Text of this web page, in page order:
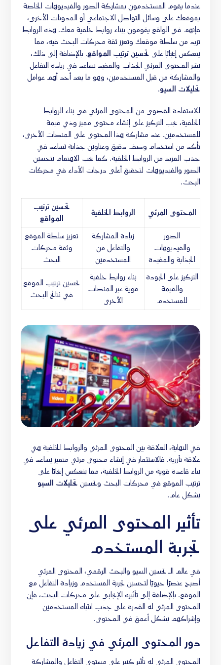
عندما يقوم المستخدمون بمشاركة الصور والفيديوهات الخاصة
بموقعك على وسائل التواصل الاجتماعي أو المدونات الأخرى،
فإنهم في الواقع يقومون ببناء روابط خلفية معك. هذه الروابط
تزيد من سلطة موقعك وتعزز ثقة محركات البحث فيه، مما
ينعكس إيجابًا على تحسين ترتيب المواقع. بالإضافة إلى ذلك،
نشر المحتوى المرئي الجذاب والمفيد يساعد في زيادة التفاعل
والمشاركة من قبل المستخدمين، وهو ما يعد أحد أهم عوامل
تحليلات السيو.
للاستفادة القصوى من المحتوى المرئي في بناء الروابط
الخلفية، يجب التركيز على إنشاء محتوى مميز وذي قيمة
للمستخدمين. عند مشاركة هذا المحتوى على المنصات الأخرى،
تأكد من استخدام وصف دقيق وعناوين جذابة تساعد في
جذب المزيد من الروابط الخلفية. كما يجب الاهتمام بتحسين
الصور والفيديوهات لتحقيق أعلى درجات الأداء في محركات
البحث.
المحتوى المرئي الروابط الخلفية
تحسين ترتيب
المواقع
الصور
والفيديوهات
الجذابة والمفيدة
زيادة المشاركة
والتفاعل من
المستخدمين
تعزيز سلطة الموقع
وثقة محركات
البحث
التركيز على الجودة
والقيمة
للمستخدم
بناء روابط خلفية
قوية عبر المنصات
الأخرى
تحسين ترتيب الموقع
في نتائج البحث
في النهاية، العلاقة بين المحتوى المرئي والروابط الخلفية هي
علاقة تآزرية. فالاستثمار في إنشاء محتوى مرئي متميز يساعد في
بناء قاعدة قوية من الروابط الخلفية، مما ينعكس إيجابًا على
ترتيب الموقع في محركات البحث وتحسين تحليلات السيو
بشكل عام.
تأثير المحتوى المرئي على
تجربة المستخدم
في عالم الـ تحسين السيو والبحث الرقمي، المحتوى المرئي
أصبح عنصرًا حيويًا لتحسين تجربة المستخدم وزيادة التفاعل مع
الموقع. بالإضافة إلى تأثيره الإيجابي على محركات البحث، فإن
المحتوى المرئي له القدرة على جذب انتباه المستخدمين
وإشراكهم بشكل أعمق في المحتوى.
دور المحتوى المرئي في زيادة التفاعل
المحتوى المرئي له تأثير كبير على مستوى التفاعل والمشاركة